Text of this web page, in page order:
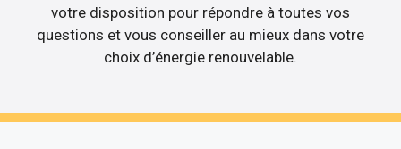
votre disposition pour répondre à toutes vos
questions et vous conseiller au mieux dans votre
choix d’énergie renouvelable.